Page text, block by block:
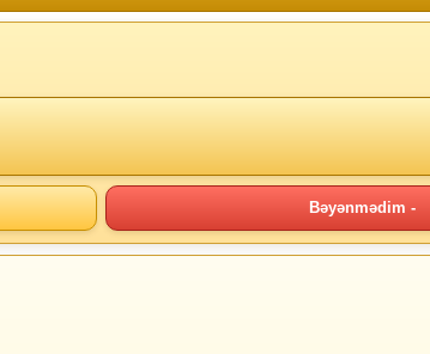
Bəyənmədim -